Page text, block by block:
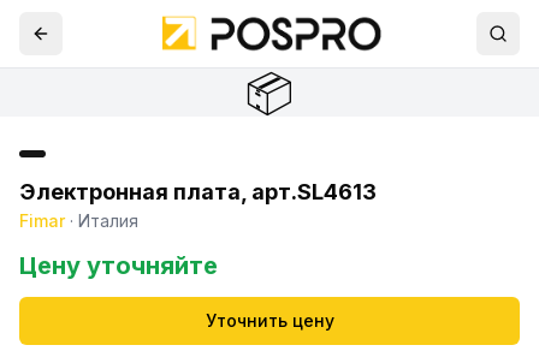
📦
Электронная плата, арт.SL4613
Fimar· Италия
Цену уточняйте
Уточнить цену